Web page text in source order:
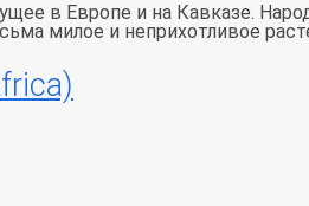
в Европе и на Кавказе.
милое и неприхотливое